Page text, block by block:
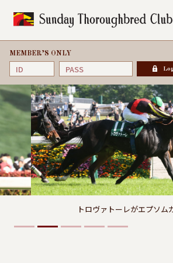
MEMBER’S ONLY
トロヴァトーレがエプソム